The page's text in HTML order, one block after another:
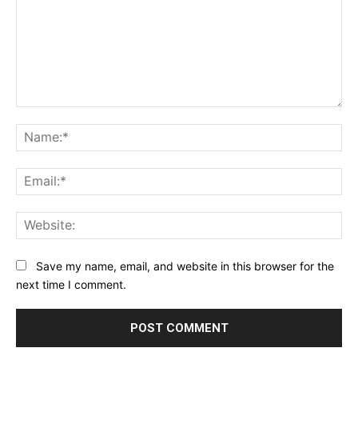
Save my name, email, and website in this browser for the
next time I comment.